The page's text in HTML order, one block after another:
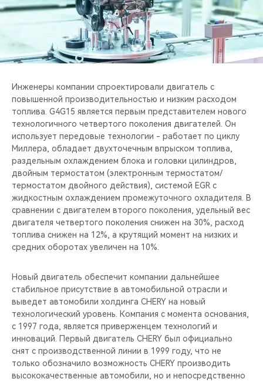
НАШИ МЕРОПРИЯТИЯ
ВИДЕООБЗОРЫ
CHERY ДЛЯ ДЕТЕЙ
Инженеры компании спроектировали двигатель c
повышенной производительностью и низким расходом
топлива. G4G15 является первым представителем нового
технологичного четвертого поколения двигателей. Он
использует передовые технологии - работает по циклу
Миллера, обладает двухточечным впрыском топлива,
раздельным охлаждением блока и головки цилиндров,
двойным термостатом (электронным термостатом/
термостатом двойного действия), системой EGR с
жидкостным охлаждением промежуточного охладителя. В
сравнении с двигателем второго поколения, удельный вес
двигателя четвертого поколения снижен на 30%, расход
топлива снижен на 12%, а крутящий момент на низких и
средних оборотах увеличен на 10%.
Новый двигатель обеспечит компании дальнейшее
стабильное присутствие в автомобильной отрасли и
выведет автомобили холдинга CHERY на новый
технологический уровень. Компания с момента основания,
c 1997 года, является приверженцем технологий и
инноваций. Первый двигатель CHERY был официально
снят с производственной линии в 1999 году, что не
только обозначило возможность CHERY производить
высококачественные автомобили, но и непосредственно